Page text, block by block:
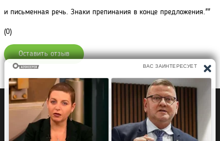
и письменная речь. Знаки препинания в конце предложения.""
(0)
Оставить отзыв
Политика конфиденциальности
Правообладателям
Рефераты Дипломы Курсовые работы
Читать книги